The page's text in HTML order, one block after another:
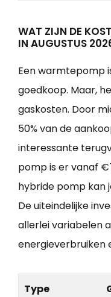
WAT ZIJN DE
IN AUGUSTUS
Een warmtepomp
goedkoop. Maar,
gaskosten. Door
50% van de
interessante
pomp is er vanaf
hybride pomp kan
De uiteindelijke
allerlei variabelen
energieverbruiken
Type